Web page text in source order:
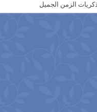
الزمن الجميل